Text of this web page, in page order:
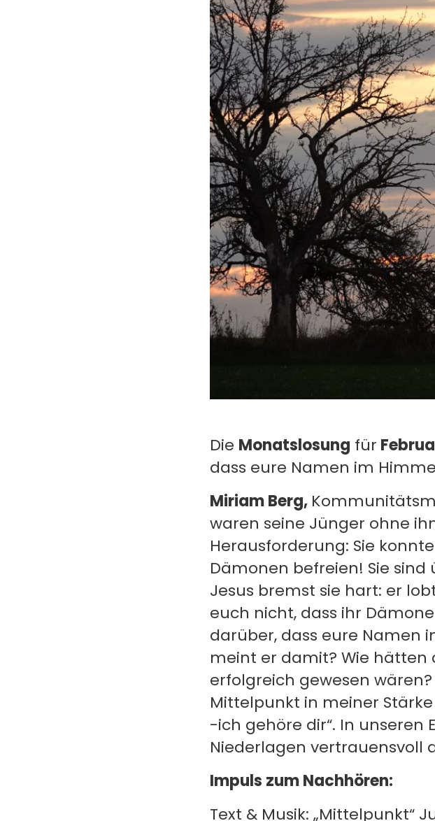
Die Monatslosung für
dass eure Namen im
Miriam Berg,
waren seine Jünger ohne
Herausforderung: Sie
Dämonen befreien! Sie
Jesus bremst sie hart: er
euch nicht, dass ihr
darüber, dass eure Namen
meint er damit? Wie hätten
erfolgreich gewesen
Mittelpunkt in meiner
-ich gehöre dir“. In unseren
Niederlagen vertrauensvoll
Impuls zum Nachhören:
Text & Musik: „Mittelpunkt“